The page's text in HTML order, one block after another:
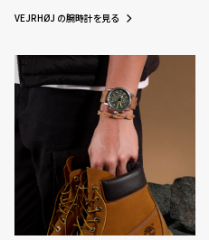
VEJRHØJ の腕時計を見る